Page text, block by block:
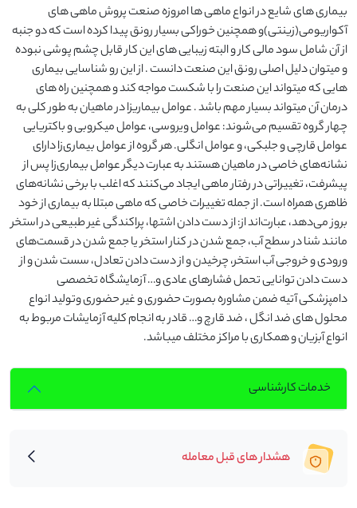
بیماری های شایع در انواع ماهی ها امروزه صنعت پروش ماهی های
آکواریومی(زینتی)و همچنین خوراکی بسیار رونق پیدا کرده است که دو جنبه
از آن شامل سود مالی کار و البته زیبایی های این کار قابل چشم پوشی نبوده
و میتوان دلیل اصلی رونق این صنعت دانست . از این رو شناسایی بیماری
هایی که میتواند این صنعت را با شکست مواجه کند و همچنین راه های
درمان آن میتواند بسیار مهم باشد . عوامل بیماریزا در ماهیان به طور کلی به
چهار گروه تقسیم می‌شوند: عوامل ویروسی، عوامل میکروبی و باکتریایی
عوامل قارچی و جلبکی، و عوامل انگلی. هر گروه از عوامل بیماری‌زا دارای
نشانه‌های خاصی در ماهیان هستند به عبارت دیگر عوامل بیماری‌زا پس از
پیشرفت، تغییراتی در رفتار ماهی ایجاد می‌کنند که اغلب با برخی نشانه‌های
ظاهری همراه است. از جمله تغییرات خاصی که ماهی مبتلا به بیماری از خود
بروز می‌دهد، عبارت‌اند از: از دست دادن اشتها، پراکندگی غیر طبیعی در استخر
مانند شنا در سطح آب، جمع شدن در کنار استخر یا جمع شدن در قسمت‌های
ورودی و خروجی آب استخر، چرخیدن و از دست دادن تعادل، سست شدن و از
دست دادن توانایی تحمل فشارهای عادی و… آزمایشگاه تخصصی
دامپزشکی آتیه ضمن مشاوره بصورت حضوری و غیر حضوری وتولید انواع
محلول های ضد انگل ، ضد قارچ و… قادر به انجام کلیه آزمایشات مربوط به
انواع آبزیان و همکاری با مراکز مختلف میباشد.
خدمات کارشناسی
هشدار های قبل معامله